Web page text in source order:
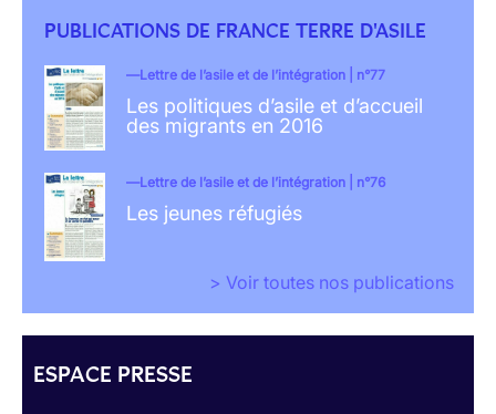
PUBLICATIONS DE FRANCE TERRE D'ASILE
Lettre de l’asile et de l’intégration | n°77
Les politiques d’asile et d’accueil
des migrants en 2016
Lettre de l’asile et de l’intégration | n°76
Les jeunes réfugiés
> Voir toutes nos publications
ESPACE PRESSE